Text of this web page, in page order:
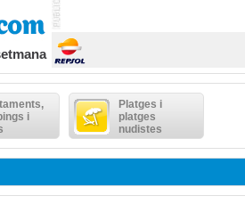
i
Platges i
platges
nudistes